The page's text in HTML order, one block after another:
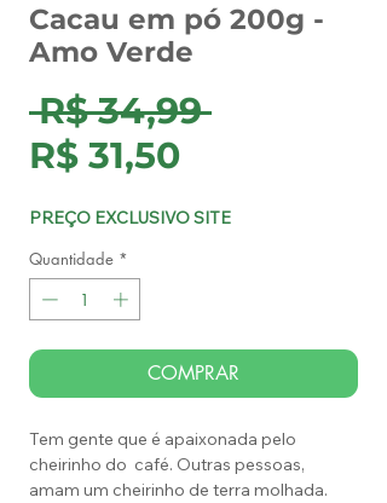
Cacau em pó 200g -
Amo Verde
R$ 34,99 Preço
R$ 31,50Preço
PREÇO EXCLUSIVO SITE
Quantidade *
COMPRAR
Tem gente que é apaixonada pelo
cheirinho do café. Outras pessoas,
amam um cheirinho de terra molhada.